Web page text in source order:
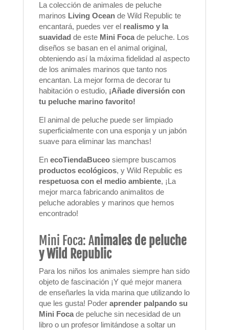
La colección de animales de peluche
marinos Living Oceande Wild Republic te
encantará, puedes ver el realismo y la
suavidad de este Mini Focade peluche. Los
diseños se basan en el animal original,
obteniendo así la máxima fidelidad al aspecto
de los animales marinos que tanto nos
encantan. La mejor forma de decorar tu
habitación o estudio, ¡Añade diversión con
tu peluche marino favorito!
El animal de peluche puede ser limpiado
superficialmente con una esponja y un jabón
suave para eliminar las manchas!
En ecoTiendaBuceosiempre buscamos
productos ecológicos, y Wild Republic es
respetuosa con el medio ambiente, ¡La
mejor marca fabricando animalitos de
peluche adorables y marinos que hemos
encontrado!
Mini Foca: Animales de peluche
y Wild Republic
Para los niños los animales siempre han sido
objeto de fascinación ¡Y qué mejor manera
de enseñarles la vida marina que utilizando lo
que les gusta! Poder aprender palpando su
Mini Focade peluche sin necesidad de un
libro o un profesor limitándose a soltar un